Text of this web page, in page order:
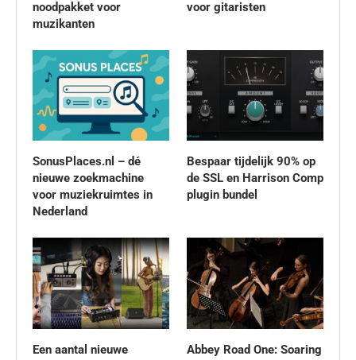
noodpakket voor
muzikanten
voor gitaristen
SonusPlaces.nl – dé
nieuwe zoekmachine
voor muziekruimtes in
Nederland
Bespaar tijdelijk 90% op
de SSL en Harrison Comp
plugin bundel
Een aantal nieuwe
Abbey Road One: Soaring